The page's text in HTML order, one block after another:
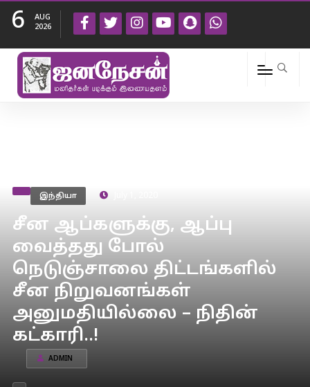
6
AUG
2026
இந்தியா
சீன ஆப்களுக்கு, ஆப்பு
வைத்தது போல்
நெடுஞ்சாலை திட்டங்களில்
சீன நிறுவனங்கள்
அனுமதியில்லை – நிதின்
கட்காரி..!
ADMIN